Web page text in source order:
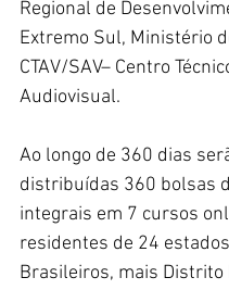
Regional de
Extremo Sul, Ministério
CTAV/SAV– Centro
Audiovisual.
Ao longo de 360 dias
distribuídas 360 bolsas
integrais em 7 cursos
residentes de 24 estados
Brasileiros, mais Distrito